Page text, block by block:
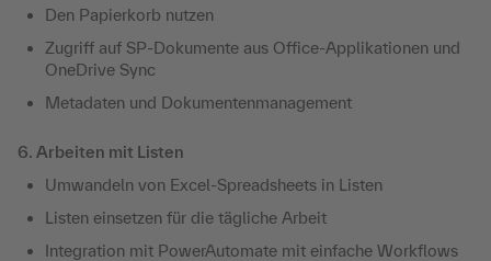
Den Papierkorb nutzen
Zugriff auf SP-Dokumente aus Office-Applikationen und
OneDrive Sync
Metadaten und Dokumentenmanagement
6. Arbeiten mit Listen
Umwandeln von Excel-Spreadsheets in Listen
Listen einsetzen für die tägliche Arbeit
Integration mit PowerAutomate mit einfache Workflows